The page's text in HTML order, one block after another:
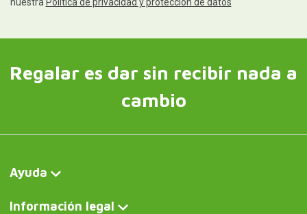
Regalar es dar sin recibir nada a
cambio
Ayuda
Información legal